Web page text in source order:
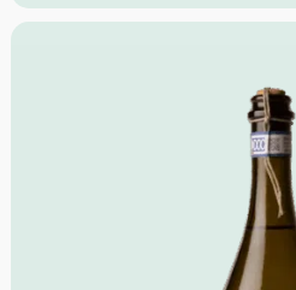
Farbe:Strohgelb mit
Empfohlene